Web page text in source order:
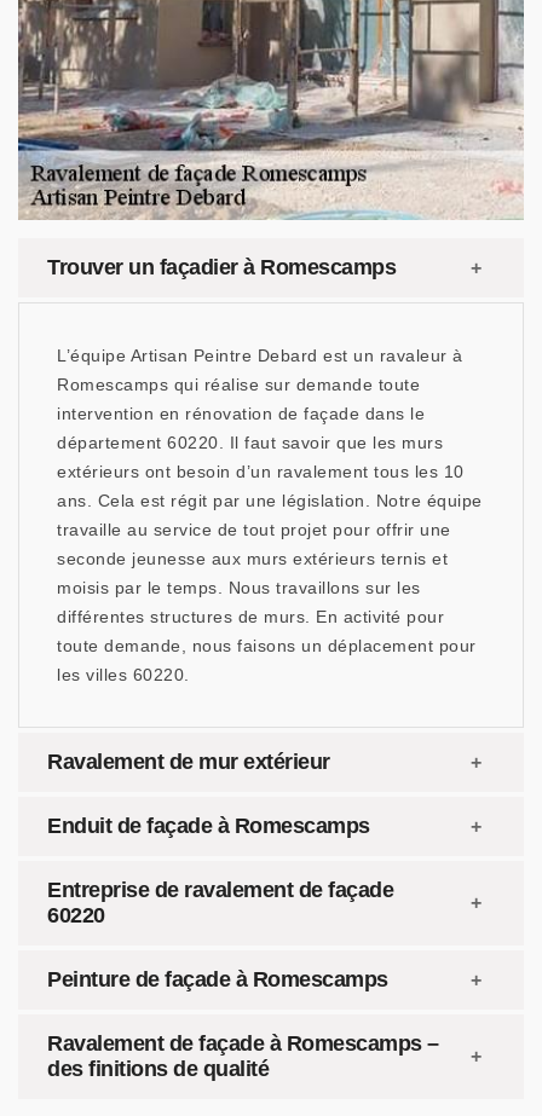
Trouver un façadier à Romescamps
L’équipe Artisan Peintre Debard est un ravaleur à
Romescamps qui réalise sur demande toute
intervention en rénovation de façade dans le
département 60220. Il faut savoir que les murs
extérieurs ont besoin d’un ravalement tous les 10
ans. Cela est régit par une législation. Notre équipe
travaille au service de tout projet pour offrir une
seconde jeunesse aux murs extérieurs ternis et
moisis par le temps. Nous travaillons sur les
différentes structures de murs. En activité pour
toute demande, nous faisons un déplacement pour
les villes 60220.
Ravalement de mur extérieur
Enduit de façade à Romescamps
Entreprise de ravalement de façade
60220
Peinture de façade à Romescamps
Ravalement de façade à Romescamps –
des finitions de qualité